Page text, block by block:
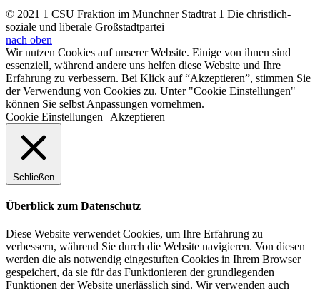
© 2021 1 CSU Fraktion im Münchner Stadtrat 1 Die christlich-
soziale und liberale Großstadtpartei
nach oben
Wir nutzen Cookies auf unserer Website. Einige von ihnen sind
essenziell, während andere uns helfen diese Website und Ihre
Erfahrung zu verbessern. Bei Klick auf “Akzeptieren”, stimmen Sie
der Verwendung von Cookies zu. Unter "Cookie Einstellungen"
können Sie selbst Anpassungen vornehmen.
Cookie Einstellungen
Akzeptieren
Schließen
Überblick zum Datenschutz
Diese Website verwendet Cookies, um Ihre Erfahrung zu
verbessern, während Sie durch die Website navigieren. Von diesen
werden die als notwendig eingestuften Cookies in Ihrem Browser
gespeichert, da sie für das Funktionieren der grundlegenden
Funktionen der Website unerlässlich sind. Wir verwenden auch